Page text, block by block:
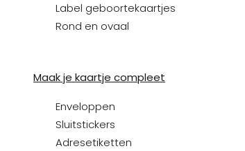
Label geboortekaartjes
Rond en ovaal
Maak je kaartje compleet
Enveloppen
Sluitstickers
Adresetiketten